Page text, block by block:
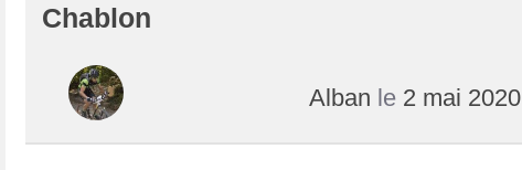
Chablon
Alban le 2 mai 2020